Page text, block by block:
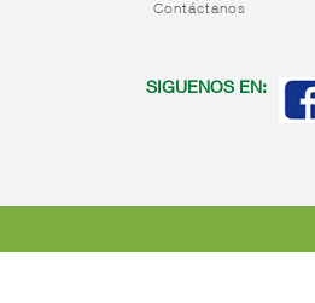
Contáctanos
SIGUENOS EN: